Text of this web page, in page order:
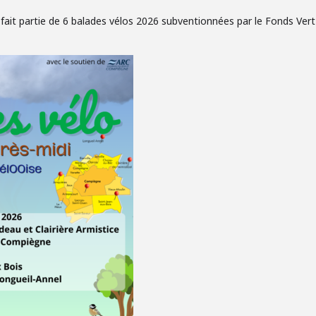
partie de 6 balades vélos 2026 subventionnées par le Fonds Vert